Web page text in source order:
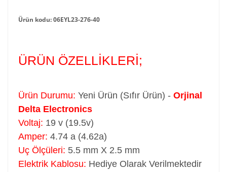
Ürün kodu: 06EYL23-276-40
ÜRÜN ÖZELLİKLERİ;
Ürün Durumu: Yeni Ürün (Sıfır Ürün) - Orjinal
Delta Electronics
Voltaj: 19 v (19.5v)
Amper: 4.74 a (4.62a)
Uç Ölçüleri: 5.5 mm X 2.5 mm
Elektrik Kablosu: Hediye Olarak Verilmektedir